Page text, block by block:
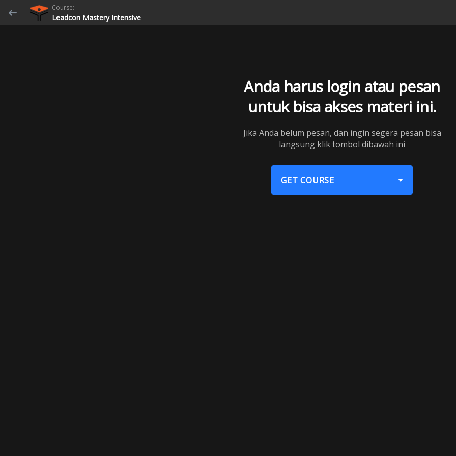
Course:
Leadcon Mastery Intensive
Anda harus login atau pesan
untuk bisa akses materi ini.
Jika Anda belum pesan, dan ingin segera pesan bisa
langsung klik tombol dibawah ini
GET COURSE